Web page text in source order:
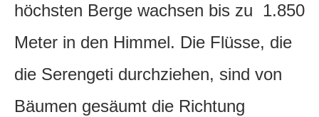
höchsten Berge wachsen bis zu 1.850
Meter in den Himmel. Die Flüsse, die
die Serengeti durchziehen, sind von
Bäumen gesäumt die Richtung